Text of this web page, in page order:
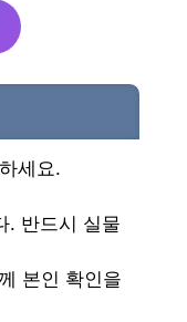
세요.
. 반드시 실물
본인 확인을